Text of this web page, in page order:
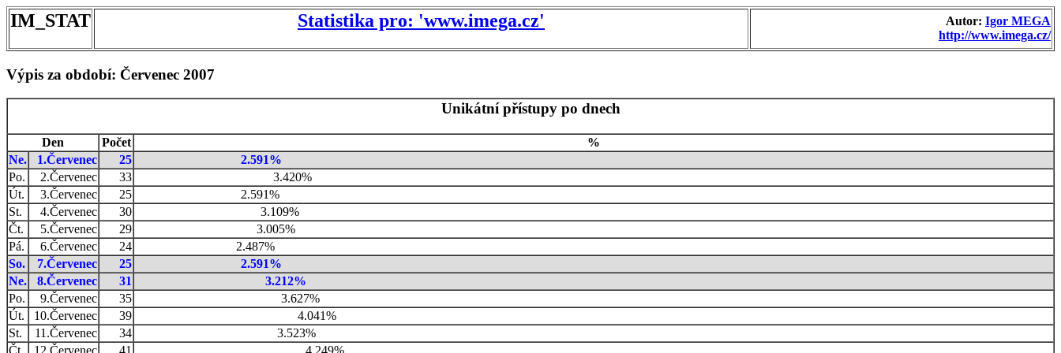
IM_STAT Statistika pro: 'www.imega.cz' Autor: Igor MEGA
http://www.imega.cz/
Výpis za období: Červenec 2007
Unikátní přístupy po dnech
Den Počet
%
Ne.
1.Červenec 25
2.591%
Po.
2.Červenec 33
3.420%
Út.
3.Červenec 25
2.591%
St.
4.Červenec 30
3.109%
Čt.
5.Červenec 29
3.005%
Pá.
6.Červenec 24
2.487%
So.
7.Červenec 25
2.591%
Ne.
8.Červenec 31
3.212%
Po.
9.Červenec 35
3.627%
Út.
10.Červenec 39
4.041%
St.
11.Červenec 34
3.523%